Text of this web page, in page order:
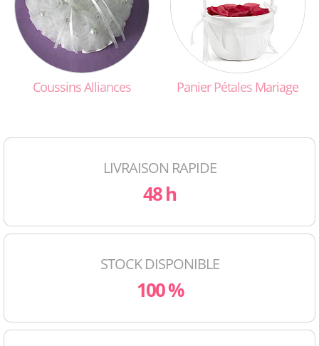
CoussinsAlliances PanierPétales Mariage
LIVRAISON RAPIDE
48 h
STOCK DISPONIBLE
100 %